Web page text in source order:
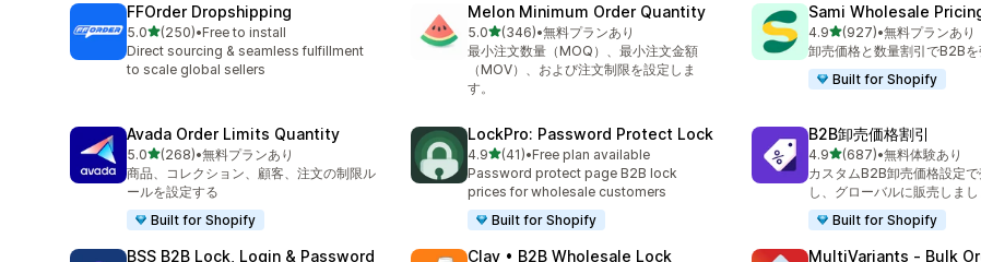
FFOrder Dropshipping
5.05つ星中
(250)
合計レビュー数：250件
•Free to install
Direct sourcing & seamless fulfillment
to scale global sellers
Melon Minimum Order Quantity
5.05つ星中
(346)
合計レビュー数：346件
•無料プランあり
最小注文数量（MOQ）、最小注文金額
（MOV）、および注文制限を設定しま
す。
Sami Wholesale
4.95つ星中
(927)
合計レビュー数：927件
•無料プランあり
卸売価格と数量割引でB2B
Built for Shopify
Avada Order Limits Quantity
5.05つ星中
(268)
合計レビュー数：268件
•無料プランあり
商品、コレクション、顧客、注文の制限ル
ールを設定する
Built for Shopify
LockPro: Password Protect Lock
4.95つ星中
(41)
合計レビュー数：41件
•Free plan available
Password protect page B2B lock
prices for wholesale customers
Built for Shopify
B2B卸売価格割引
4.95つ星中
(687)
合計レビュー数：687件
•無料体験あり
カスタムB2B卸売価格設定
し、グローバルに販売しまし
Built for Shopify
BSS B2B Lock, Login & Password Clay • B2B Wholesale Lock MultiVariants ‑ Bulk